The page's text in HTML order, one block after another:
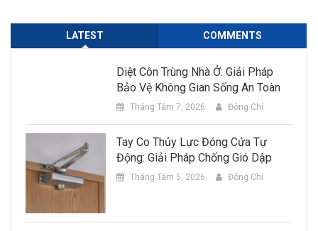
LATEST COMMENTS
Diệt Côn Trùng Nhà Ở: Giải Pháp
Bảo Vệ Không Gian Sống An Toàn
Tháng Tám 7, 2026 Đông Chí
Tay Co Thủy Lực Đóng Cửa Tự
Động: Giải Pháp Chống Gió Dập
Tháng Tám 5, 2026 Đông Chí